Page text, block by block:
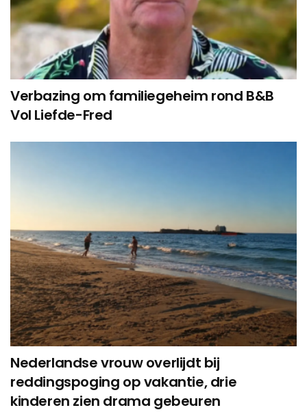
Verbazing om familiegeheim rond B&B
Vol Liefde-Fred
Nederlandse vrouw overlijdt bij
reddingspoging op vakantie, drie
kinderen zien drama gebeuren